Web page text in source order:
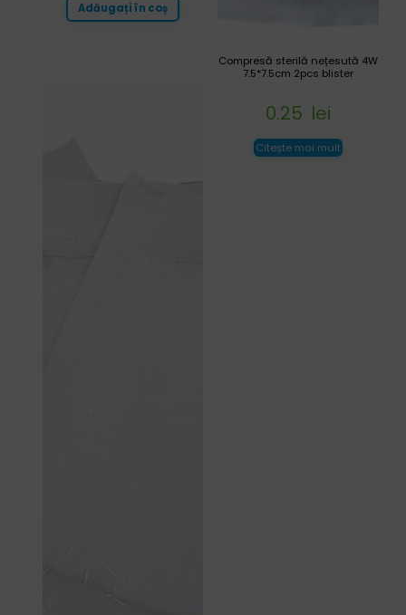
Compresă sterilă nețesută 4W
7.5*7.5cm 2pcs blister
0.25 lei
Citește mai mult
Adăugați în coș